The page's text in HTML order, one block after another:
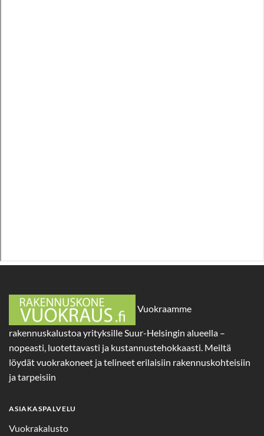
Vuokraamme
rakennuskalustoa yrityksille Suur-Helsingin alueella –
nopeasti, luotettavasti ja kustannustehokkaasti. Meiltä
löydät vuokrakoneet ja telineet erilaisiin rakennuskohteisiin
ja tarpeisiin
ASIAKASPALVELU
Vuokrakalusto